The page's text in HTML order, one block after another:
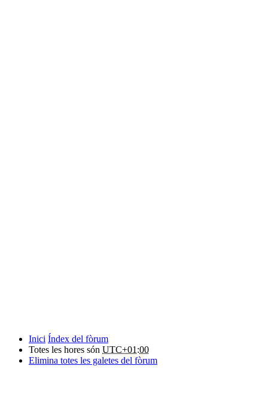
Inici Índex del fòrum
Totes les hores són UTC+01:00
Elimina totes les galetes del fòrum